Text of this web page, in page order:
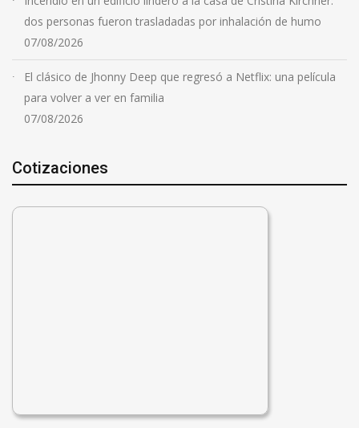
dos personas fueron trasladadas por inhalación de humo
07/08/2026
El clásico de Jhonny Deep que regresó a Netflix: una película
para volver a ver en familia
07/08/2026
Cotizaciones